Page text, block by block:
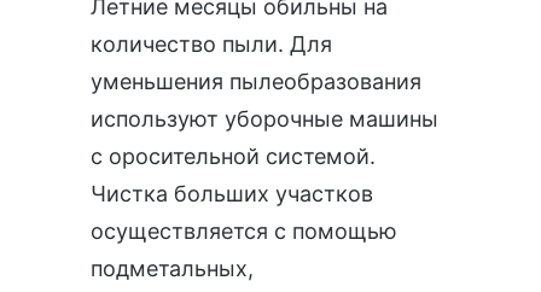
Летние месяцы обильны на
количество пыли. Для
уменьшения пылеобразования
используют уборочные машины
с оросительной системой.
Чистка больших участков
осуществляется с помощью
подметальных,